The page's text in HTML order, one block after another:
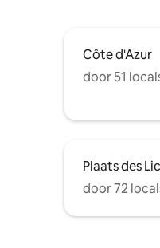
Côte d'Azur
door 51
Plaats des
door 72